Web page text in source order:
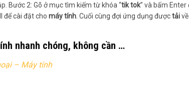
Bước 2: Gõ ở mục tìm kiếm từ khóa “tik tok” và bấm
để cài đặt cho máy tính . Cuối cùng đợi ứng dụng đượctải
nhanh chóng, không cần …
– Máy tính